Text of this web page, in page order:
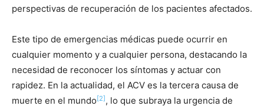
perspectivas de recuperación de los pacientes afectados.
Este tipo de emergencias médicas puede ocurrir en
cualquier momento y a cualquier persona, destacando la
necesidad de reconocer los síntomas y actuar con
rapidez. En la actualidad, el ACV es la tercera causa de
muerte en el mundo[2], lo que subraya la urgencia de